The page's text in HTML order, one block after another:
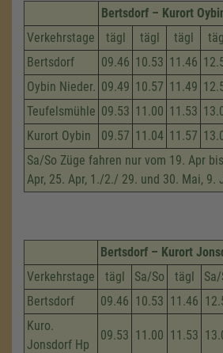
Bertsdorf – Kurort
Verkehrstage
tägl tägl tägl
Bertsdorf
09.46 10.53 11.46
Oybin Nieder. 09.49 10.57 11.49
Teufelsmühle 09.53 11.00 11.53
Kurort Oybin
09.57 11.04 11.57
Sa/So Züge fahren nur vom 19. Apr
Apr, 25. Apr, 1./2./ 29. und 30. Mai,
Bertsdorf – Kurort
Verkehrstage
tägl Sa/So tägl
Bertsdorf
09.46 10.53 11.46
Kuro.
Jonsdorf Hp
09.53 11.00 11.53